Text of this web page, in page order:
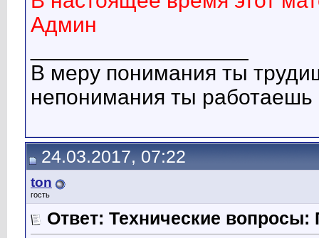
Админ
В меру понимания ты
непонимания ты работаешь
24.03.2017, 07:22
ton
гость
Ответ: Технические